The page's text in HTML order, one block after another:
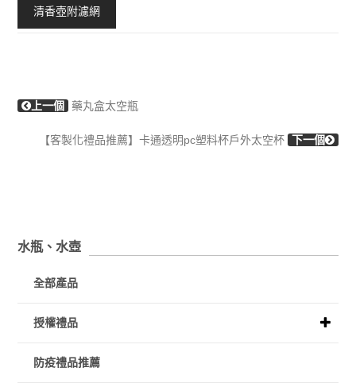
清香壺附濾網
上一個 藥丸盒太空瓶
【客製化禮品推薦】卡通透明pc塑料杯戶外太空杯 下一個
水瓶、水壺
全部產品
授權禮品
防疫禮品推薦